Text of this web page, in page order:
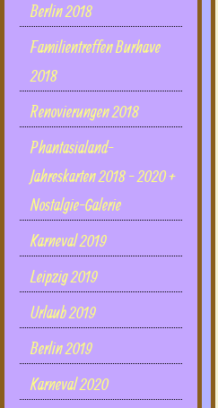
Berlin 2018
Familientreffen Burhave
2018
Renovierungen 2018
Phantasialand-
Jahreskarten 2018 - 2020 +
Nostalgie-Galerie
Karneval 2019
Leipzig 2019
Urlaub 2019
Berlin 2019
Karneval 2020